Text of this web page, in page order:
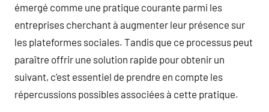
émergé comme une pratique courante parmi les
entreprises cherchant à augmenter leur présence sur
les plateformes sociales. Tandis que ce processus peut
paraître offrir une solution rapide pour obtenir un
suivant, c’est essentiel de prendre en compte les
répercussions possibles associées à cette pratique.